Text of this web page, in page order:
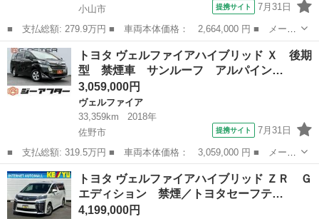
小山市
提携サイト 7月31日
■ 支払総額: 279.9万円 ■ 車両本体価格： 2,664,000 円 ■ メーカ
ー名： トヨタ ■ 車種名： ヴェルファイア ■ グレード名：
２．５Ｚ Ｇエディション 純正１０型ナビ 両側電動ドア 後席モ
ニター バ...
栃木 小山市 ヴェルファイア
トヨタ ヴェルファイアハイブリッド Ｘ 後期
型 禁煙車 サンルーフ アルパイン…
3,059,000円
ヴェルファイア
33,359km
2018年
佐野市
提携サイト 7月31日
■ 支払総額: 319.5万円 ■ 車両本体価格： 3,059,000 円 ■ メーカ
ー名： トヨタ ■ 車種名： ヴェルファイアハイブリッド ■ グレ
ード名： Ｘ 後期型 禁煙車 サンルーフ アルパイン１１インチ
ナビ フ...
栃木 佐野市 ヴェルファイア
トヨタ ヴェルファイアハイブリッド ＺＲ Ｇ
エディション 禁煙／トヨタセーフテ…
4,199,000円